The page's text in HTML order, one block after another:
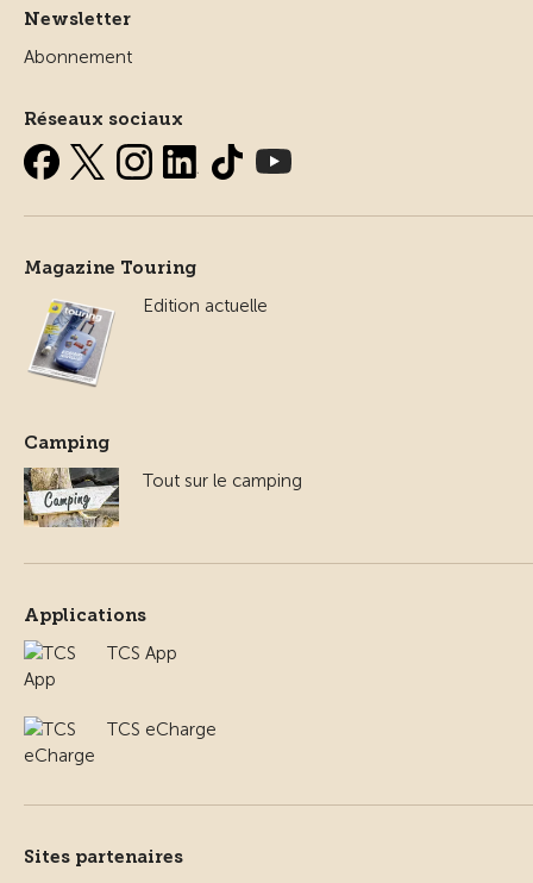
Newsletter
Abonnement
Réseaux sociaux
Magazine Touring
Edition actuelle
Camping
Tout sur le camping
Applications
TCS App
TCS eCharge
Sites partenaires